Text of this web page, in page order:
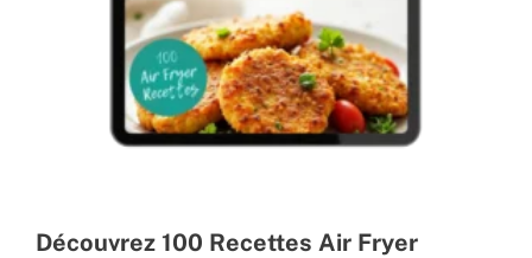
Découvrez 100 Recettes Air Fryer